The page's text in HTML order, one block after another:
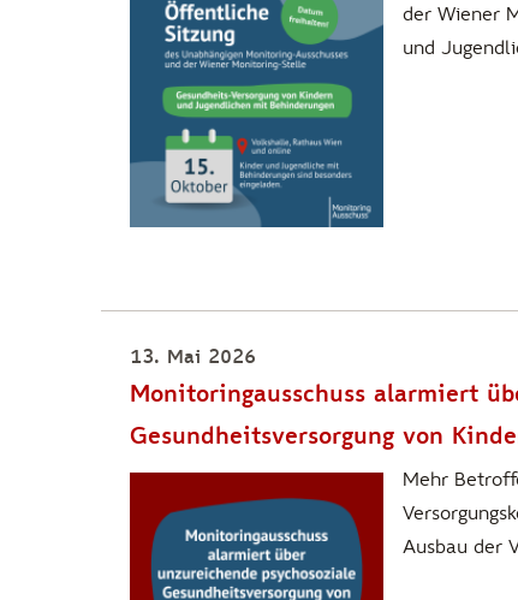
der Wiener
und
13. Mai 2026
Monitoringausschuss alarmiert
Gesundheitsversorgung von
Mehr
Ausbau der